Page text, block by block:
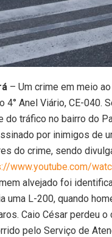
– Um crime em meio
4° Anel Viário, CE-040.
do tráfico no bairro do
por inimigos de
do crime, sendo
www.youtube.com/
alvejado foi
uma L-200, quando
Caio César perdeu
pelo Serviço de